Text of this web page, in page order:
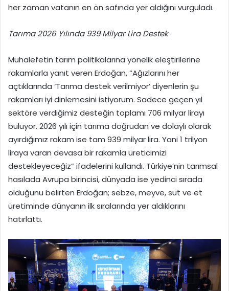
her zaman vatanın en ön safında yer aldığını vurguladı.
Tarıma 2026 Yılında 939 Milyar Lira Destek
Muhalefetin tarım politikalarına yönelik eleştirilerine
rakamlarla yanıt veren Erdoğan, “Ağızlarını her
açtıklarında ‘Tarıma destek verilmiyor’ diyenlerin şu
rakamları iyi dinlemesini istiyorum. Sadece geçen yıl
sektöre verdiğimiz desteğin toplamı 706 milyar lirayı
buluyor. 2026 yılı için tarıma doğrudan ve dolaylı olarak
ayırdığımız rakam ise tam 939 milyar lira. Yani 1 trilyon
liraya varan devasa bir rakamla üreticimizi
destekleyeceğiz” ifadelerini kullandı. Türkiye’nin tarımsal
hasılada Avrupa birincisi, dünyada ise yedinci sırada
olduğunu belirten Erdoğan; sebze, meyve, süt ve et
üretiminde dünyanın ilk sıralarında yer aldıklarını
hatırlattı.